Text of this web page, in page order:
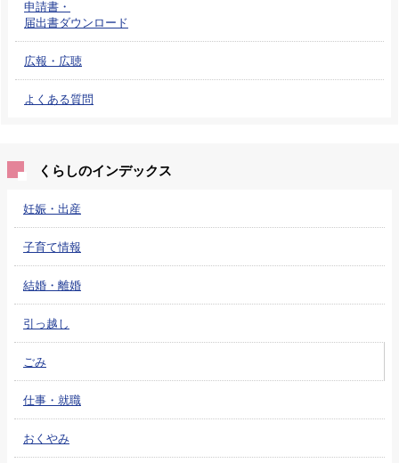
申請書・
届出書ダウンロード
広報・広聴
よくある質問
くらしのインデックス
妊娠・出産
子育て情報
結婚・離婚
引っ越し
ごみ
仕事・就職
おくやみ